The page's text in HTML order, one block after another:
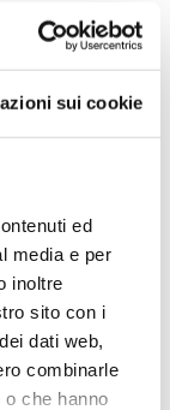
sui cookie
ed
media e per
inoltre
sito con i
dati web,
combinarle
che hanno
Richiedi un